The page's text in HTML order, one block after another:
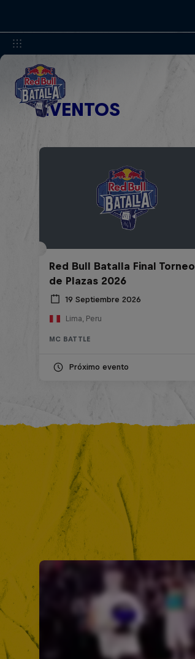
EVENTOS
Red Bull Batalla Final Torneo
de Plazas 2026
19 Septiembre 2026
Lima, Peru
MC BATTLE
Próximo evento